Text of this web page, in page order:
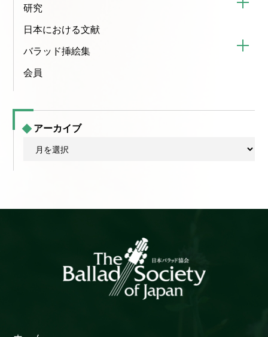
研究
日本における文献
バラッド挿絵集
会員
アーカイブ
ブ